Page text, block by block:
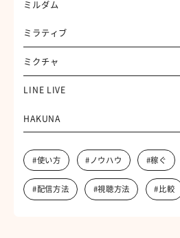
ミルダム
ミラティブ
ミクチャ
LINE LIVE
HAKUNA
#使い方 #ノウハウ #稼ぐ
#配信方法 #視聴方法 #比較